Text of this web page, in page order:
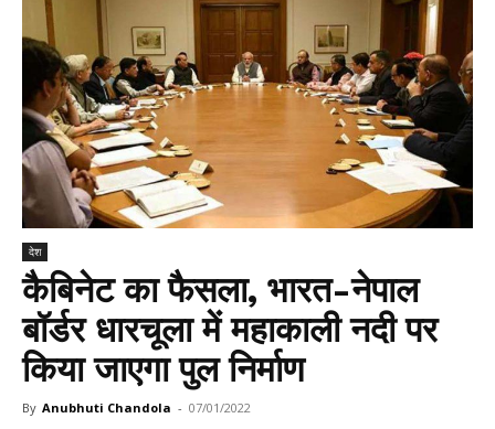
देश
कैबिनेट का फैसला, भारत-नेपाल
बॉर्डर धारचूला में महाकाली नदी पर
किया जाएगा पुल निर्माण
By Anubhuti Chandola - 07/01/2022